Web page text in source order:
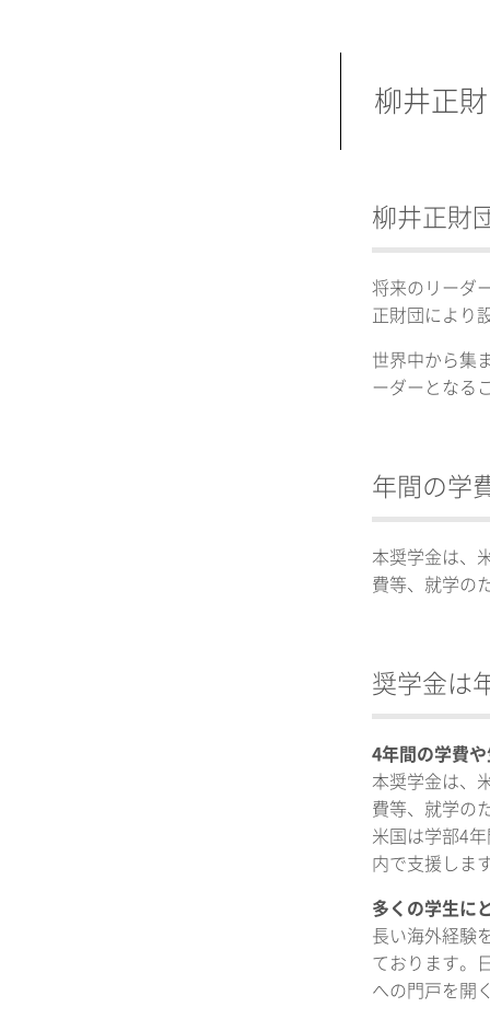
柳井正
柳井正財
将来のリーダ
正財団により
世界中から集
ーダーとなる
年間の学
本奨学金は、
費等、就学の
奨学金は
4年間の学費
本奨学金は、
費等、就学の
米国は学部4
内で支援しま
多くの学生に
長い海外経験
ております。
への門戸を開